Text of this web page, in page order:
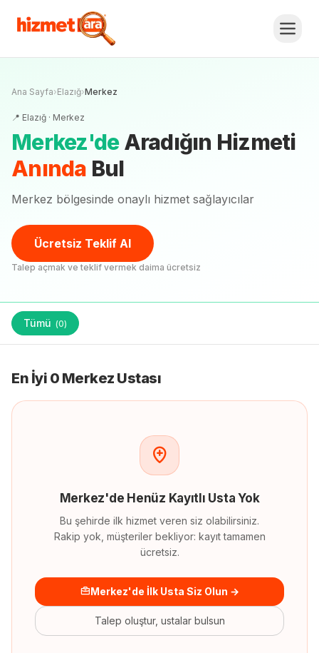
Ana Sayfa›Elazığ›Merkez
📍 Elazığ · Merkez
Merkez'de Aradığın Hizmeti
Anında Bul
Merkez bölgesinde onaylı hizmet sağlayıcılar
Ücretsiz Teklif Al
Talep açmak ve teklif vermek daima ücretsiz
Tümü (0)
En İyi 0 Merkez Ustası
Merkez'de Henüz Kayıtlı Usta Yok
Bu şehirde ilk hizmet veren siz olabilirsiniz.
Rakip yok, müşteriler bekliyor: kayıt tamamen
ücretsiz.
Merkez'de İlk Usta Siz Olun →
Talep oluştur, ustalar bulsun